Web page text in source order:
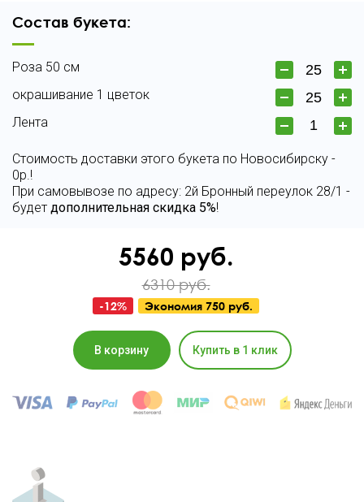
Состав букета:
Роза 50 см
окрашивание 1 цветок
Лента
Стоимость доставки этого букета по Новосибирску -
0р.!
При самовывозе по адресу: 2й Бронный переулок 28/1 -
будет дополнительная скидка 5%!
5560 руб.
6310 руб.
-12% Экономия 750 руб.
В корзину Купить в 1 клик